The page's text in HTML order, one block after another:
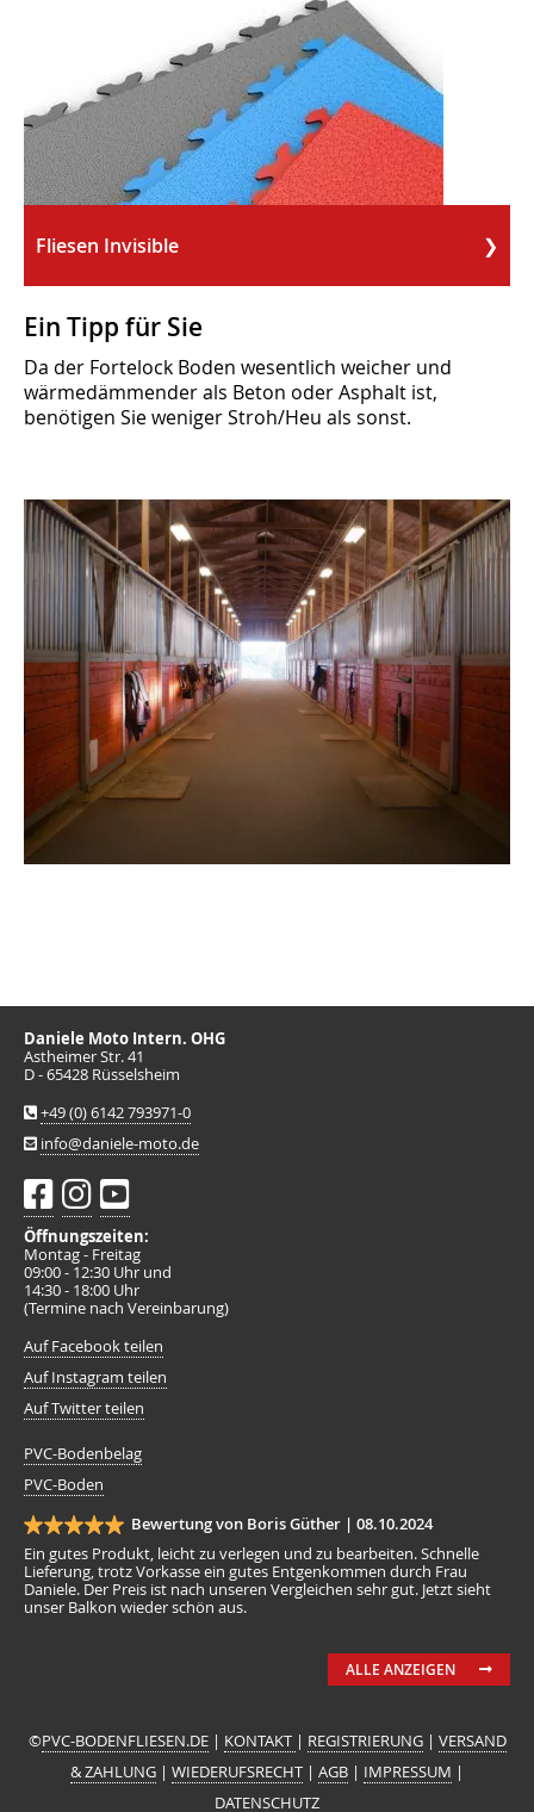
Fliesen Invisible
Ein Tipp für Sie
Da der Fortelock Boden wesentlich weicher und
wärmedämmender als Beton oder Asphalt ist,
benötigen Sie weniger Stroh/Heu als sonst.
Daniele Moto Intern. OHG
Astheimer Str. 41
D - 65428 Rüsselsheim
+49 (0) 6142 793971-0
info@daniele-moto.de
Öffnungszeiten:
Montag - Freitag
09:00 - 12:30 Uhr und
14:30 - 18:00 Uhr
(Termine nach Vereinbarung)
Auf Facebook teilen
Auf Instagram teilen
Auf Twitter teilen
PVC-Bodenbelag
PVC-Boden
Bewertung von Boris Güther | 08.10.2024
Ein gutes Produkt, leicht zu verlegen und zu bearbeiten. Schnelle
Lieferung, trotz Vorkasse ein gutes Entgenkommen durch Frau
Daniele. Der Preis ist nach unseren Vergleichen sehr gut. Jetzt sieht
unser Balkon wieder schön aus.
ALLE ANZEIGEN
©PVC-BODENFLIESEN.DE| KONTAKT | REGISTRIERUNG| VERSAND
& ZAHLUNG | WIEDERUFSRECHT | AGB | IMPRESSUM |
DATENSCHUTZ